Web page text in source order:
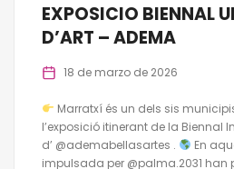
EXPOSICIO BIENNAL
D’ART – ADEMA
18 de marzo de 2026
Marratxí és un dels sis
l’exposició itinerant de la Biennal
d’ @ademabellasartes .
En
impulsada per @palma.2031 han